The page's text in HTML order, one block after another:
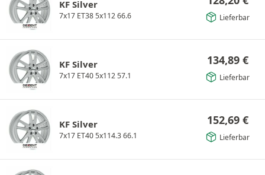
KF Silver
7x17 ET38 5x112 66.6 Lieferbar
KF Silver
7x17 ET40 5x112 57.1
134,89 €
Lieferbar
KF Silver
7x17 ET40 5x114.3 66.1
152,69 €
Lieferbar